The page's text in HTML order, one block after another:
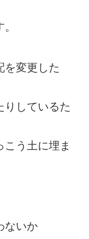
を変更した
りしているた
う土に埋ま
ないか